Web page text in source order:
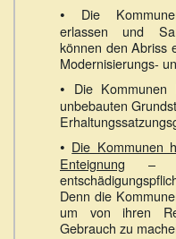
• Die
erlassen und
können den Abriss
Modernisierungs-
• Die
unbebauten
• Die Kommunen
Enteignung –
Denn die
um von ihren
Gebrauch zu